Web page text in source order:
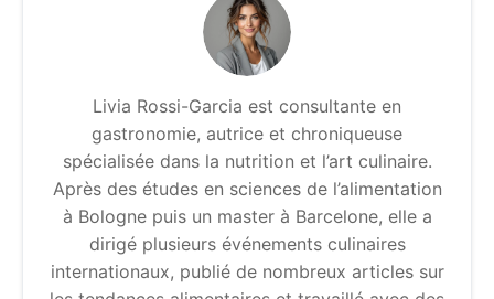
Livia Rossi-Garcia est consultante en
gastronomie, autrice et chroniqueuse
spécialisée dans la nutrition et l’art culinaire.
Après des études en sciences de l’alimentation
à Bologne puis un master à Barcelone, elle a
dirigé plusieurs événements culinaires
internationaux, publié de nombreux articles sur